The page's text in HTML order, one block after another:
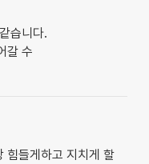
습니다.
갈 수
힘들게하고 지치게 할